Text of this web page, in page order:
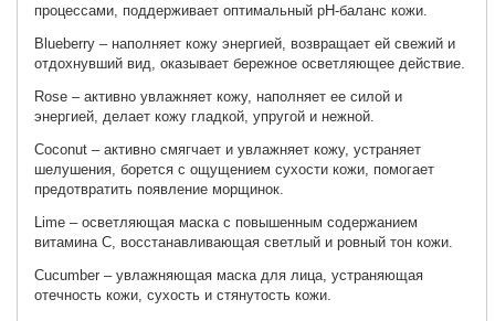
процессами, поддерживает оптимальный рН-баланс кожи.
Blueberry – наполняет кожу энергией, возвращает ей свежий и
отдохнувший вид, оказывает бережное осветляющее действие.
Rose – активно увлажняет кожу, наполняет ее силой и
энергией, делает кожу гладкой, упругой и нежной.
Coconut – активно смягчает и увлажняет кожу, устраняет
шелушения, борется с ощущением сухости кожи, помогает
предотвратить появление морщинок.
Lime – осветляющая маска с повышенным содержанием
витамина С, восстанавливающая светлый и ровный тон кожи.
Cucumber – увлажняющая маска для лица, устраняющая
отечность кожи, сухость и стянутость кожи.